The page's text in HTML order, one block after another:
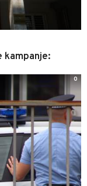
kampanje:
0